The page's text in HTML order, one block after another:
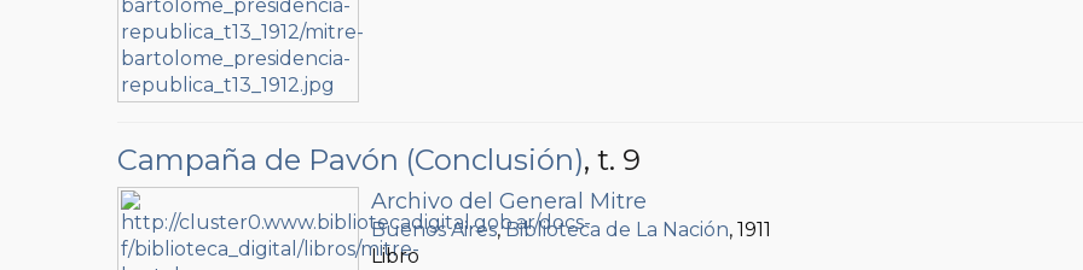
Campaña de Pavón (Conclusión), t. 9
Archivo del General Mitre
Buenos Aires,Biblioteca de La Nación, 1911
Libro